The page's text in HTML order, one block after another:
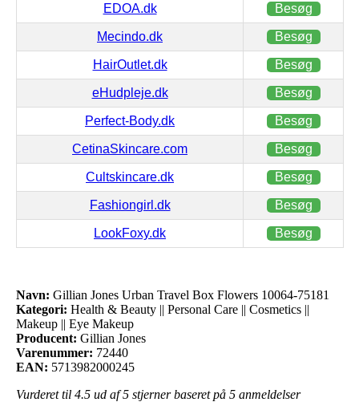
EDOA.dk Besøg
Mecindo.dk Besøg
HairOutlet.dk Besøg
eHudpleje.dk Besøg
Perfect-Body.dk Besøg
CetinaSkincare.com Besøg
Cultskincare.dk Besøg
Fashiongirl.dk Besøg
LookFoxy.dk Besøg
Navn: Gillian Jones Urban Travel Box Flowers 10064-75181
Kategori: Health & Beauty || Personal Care || Cosmetics ||
Makeup || Eye Makeup
Producent: Gillian Jones
Varenummer: 72440
EAN: 5713982000245
Vurderet til 4.5 ud af 5 stjerner baseret på 5 anmeldelser